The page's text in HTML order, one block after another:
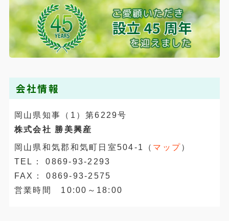
会社情報
岡山県知事（1）第6229号
株式会社 勝美興産
岡山県和気郡和気町日室504-1（ マップ ）
TEL： 0869-93-2293
FAX： 0869-93-2575
営業時間 10:00～18:00